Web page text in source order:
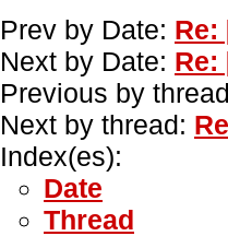
Prev by Date: Re:
Next by Date: Re:
Previous by
Next by thread:
Index(es):
Date
Thread